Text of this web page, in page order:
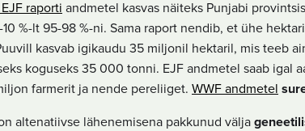
raporti andmetel kasvas näiteks Punjabi
%-lt 95-98 %-ni. Sama raport nendib, et ühe
kasvab igikaudu 35 miljonil hektaril, mis teeb
koguseks 35 000 tonni. EJF andmetel saab igal
farmerit ja nende pereliiget. WWF andmetel
altenatiivse lähenemisena pakkunud välja